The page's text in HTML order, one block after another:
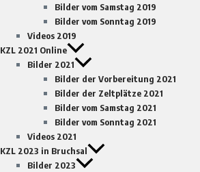
Bilder vom Samstag 2019
Bilder vom Sonntag 2019
Videos 2019
KZL 2021 Online
Bilder 2021
Bilder der Vorbereitung 2021
Bilder der Zeltplätze 2021
Bilder vom Samstag 2021
Bilder vom Sonntag 2021
Videos 2021
KZL 2023 in Bruchsal
Bilder 2023